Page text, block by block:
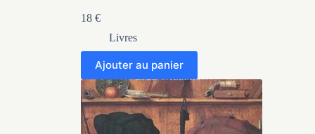
18 €
Livres
Ajouter au panier